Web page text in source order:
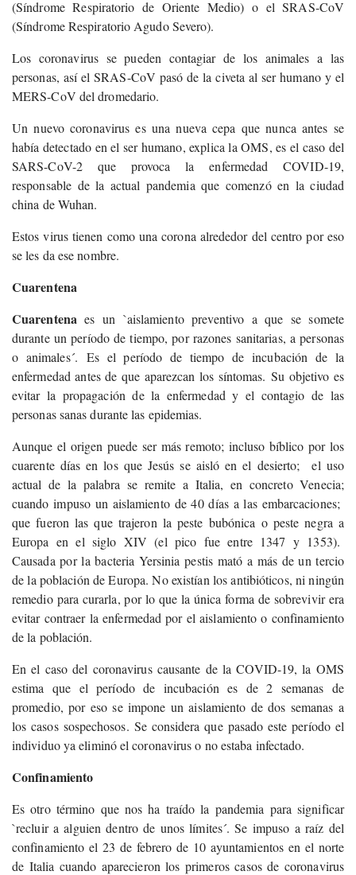
(Síndrome Respiratorio de Oriente Medio) o el SRAS-CoV
(Síndrome Respiratorio Agudo Severo).
Los coronavirus se pueden contagiar de los animales a las
personas, así el SRAS-CoV pasó de la civeta al ser humano y el
MERS-CoV del dromedario.
Un nuevo coronavirus es una nueva cepa que nunca antes se
había detectado en el ser humano, explica la OMS, es el caso del
SARS-CoV-2 que provoca la enfermedad COVID-19,
responsable de la actual pandemia que comenzó en la ciudad
china de Wuhan.
Estos virus tienen como una corona alrededor del centro por eso
se les da ese nombre.
Cuarentena
Cuarentena es un `aislamiento preventivo a que se somete
durante un período de tiempo, por razones sanitarias, a personas
o animales´. Es el período de tiempo de incubación de la
enfermedad antes de que aparezcan los síntomas. Su objetivo es
evitar la propagación de la enfermedad y el contagio de las
personas sanas durante las epidemias.
Aunque el origen puede ser más remoto; incluso bíblico por los
cuarente días en los que Jesús se aisló en el desierto; el uso
actual de la palabra se remite a Italia, en concreto Venecia;
cuando impuso un aislamiento de 40 días a las embarcaciones;
que fueron las que trajeron la peste bubónica o peste negra a
Europa en el siglo XIV (el pico fue entre 1347 y 1353).
Causada por la bacteria Yersinia pestis mató a más de un tercio
de la población de Europa. No existían los antibióticos, ni ningún
remedio para curarla, por lo que la única forma de sobrevivir era
evitar contraer la enfermedad por el aislamiento o confinamiento
de la población.
En el caso del coronavirus causante de la COVID-19, la OMS
estima que el período de incubación es de 2 semanas de
promedio, por eso se impone un aislamiento de dos semanas a
los casos sospechosos. Se considera que pasado este período el
individuo ya eliminó el coronavirus o no estaba infectado.
Confinamiento
Es otro término que nos ha traído la pandemia para significar
`recluir a alguien dentro de unos límites´. Se impuso a raíz del
confinamiento el 23 de febrero de 10 ayuntamientos en el norte
de Italia cuando aparecieron los primeros casos de coronavirus